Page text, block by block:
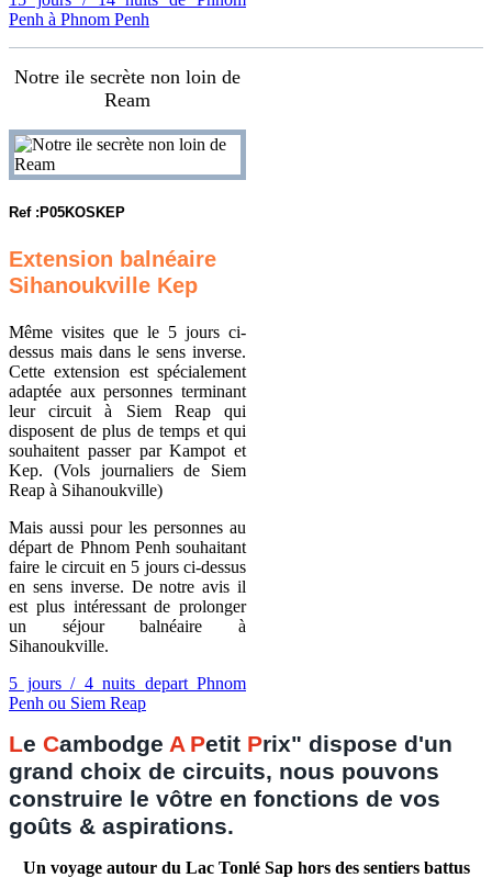
Penh à Phnom Penh
Notre ile secrète non loin de
Ream
Ref :P05KOSKEP
Extension balnéaire
Sihanoukville Kep
Même visites que le 5 jours ci-
dessus mais dans le sens inverse.
Cette extension est spécialement
adaptée aux personnes terminant
leur circuit à Siem Reap qui
disposent de plus de temps et qui
souhaitent passer par Kampot et
Kep. (Vols journaliers de Siem
Reap à Sihanoukville)
Mais aussi pour les personnes au
départ de Phnom Penh souhaitant
faire le circuit en 5 jours ci-dessus
en sens inverse. De notre avis il
est plus intéressant de prolonger
un séjour balnéaire à
Sihanoukville.
5 jours / 4 nuits depart Phnom
Penh ou Siem Reap
Le Cambodge A Petit Prix" dispose d'un
grand choix de circuits, nous pouvons
construire le vôtre en fonctions de vos
goûts & aspirations.
Un voyage autour du Lac Tonlé Sap hors des sentiers battus